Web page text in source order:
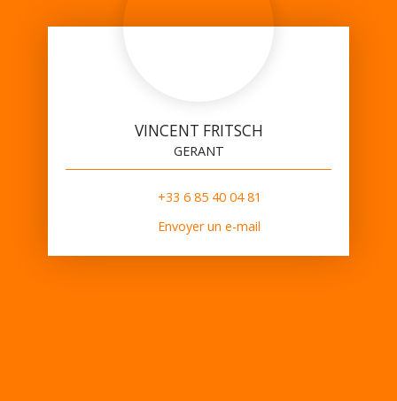
VINCENT FRITSCH
GERANT
+33 6 85 40 04 81
Envoyer un e-mail